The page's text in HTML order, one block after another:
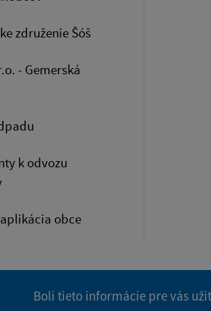
združenie Šóš
- Gemerská
k odvozu
obce
Boli tieto informácie pre vás